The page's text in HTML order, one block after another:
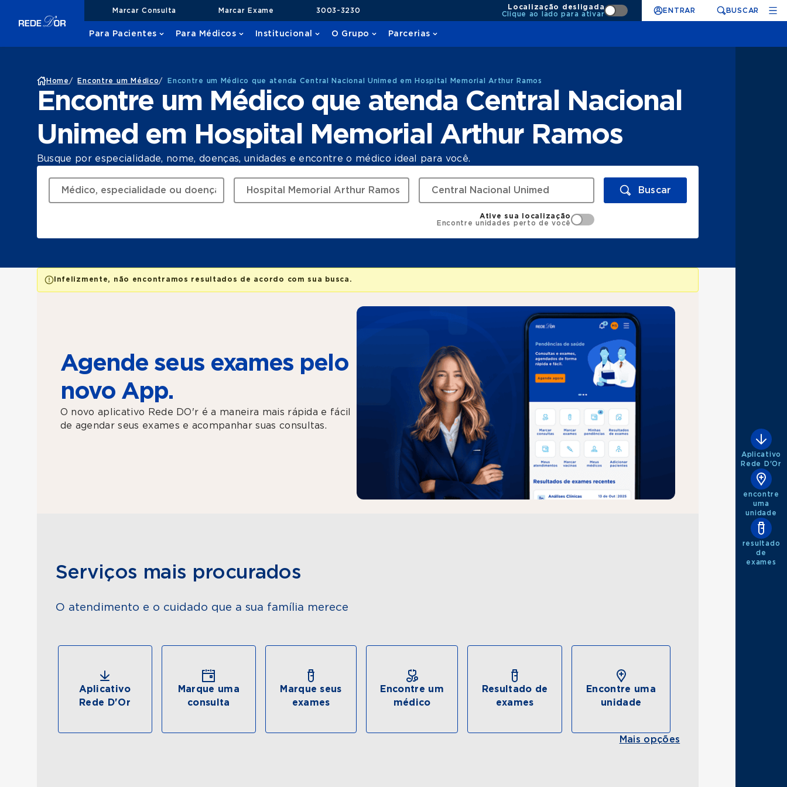
Marcar Consulta Marcar Exame 3003-3230
Localização desligada
Clique ao lado para ativar
ENTRAR BUSCAR
Para Pacientes Para Médicos Institucional O Grupo Parcerias
Home / Encontre um Médico/ Encontre um Médico que atenda Central Nacional Unimed em Hospital Memorial Arthur Ramos
Encontre um Médico que atenda Central Nacional
Unimed em Hospital Memorial Arthur Ramos
Busque por especialidade, nome, doenças, unidades e encontre o médico ideal para você.
Buscar
Ative sua localização
Encontre unidades perto de você
Infelizmente, não encontramos resultados de acordo com sua busca.
Agende seus exames pelo
novo App.
O novo aplicativo Rede DO'r é a maneira mais rápida e fácil
de agendar seus exames e acompanhar suas consultas.
Serviços mais procurados
O atendimento e o cuidado que a sua família merece
Aplicativo
Rede D'Or
Marque uma
consulta
Marque seus
exames
Encontre um
médico
Resultado de
exames
Encontre uma
unidade
Mais opções
Aplicativo
Rede D'Or
encontre
uma
unidade
resultado
de
exames